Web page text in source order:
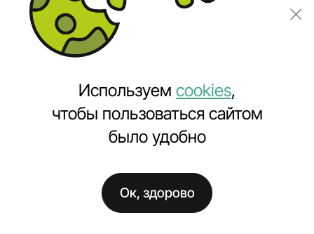
Самостоятельное продвижение сайта
Используем cookies,
чтобы пользоваться сайтом
было удобно
Ок, здорово